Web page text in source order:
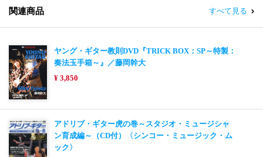
関連商品 すべて見る
ヤング・ギター教則DVD『TRICK BOX：SP～特製：
奏法玉手箱～』／藤岡幹大
¥ 3,850
アドリブ・ギター虎の巻～スタジオ・ミュージシャ
ン育成編～（CD付）〈シンコー・ミュージック・ム
ック〉